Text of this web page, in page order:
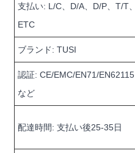
支払い: L/C、D/A、D/P、T/T、
ETC
ブランド: TUSI
認証: CE/EMC/EN71/EN62115
など
配達時間: 支払い後25-35日